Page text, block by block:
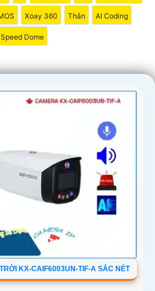
Xoay 360 Thân AI Coding
Speed Dome
KX-CAIF6003UN-TIF-A SẮC NÉT